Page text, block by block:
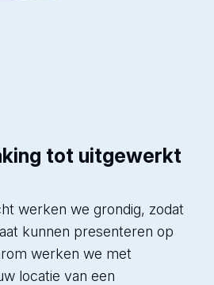
tot uitgewerkt
werken we grondig, zodat
kunnen presenteren op
werken we met
locatie van een